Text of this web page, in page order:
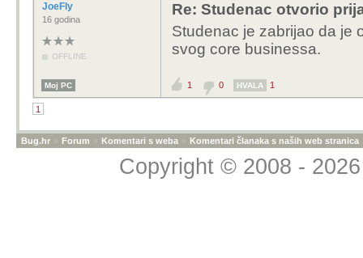
JoeFly
16 godina
OFFLINE
Re: Studenac otvorio
Studenac je zabrijao da je
svog core businessa.
Moj PC 1 0 HVALA 1
1
Bug.hr » Forum » Komentari s weba » Komentari članaka s naših web stranica
Copyright © 2008 -